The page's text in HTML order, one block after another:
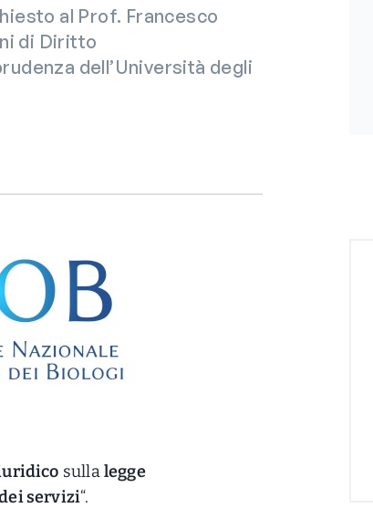
al Prof. Francesco
di Diritto
dell’Università degli
sullalegge
servizi“.